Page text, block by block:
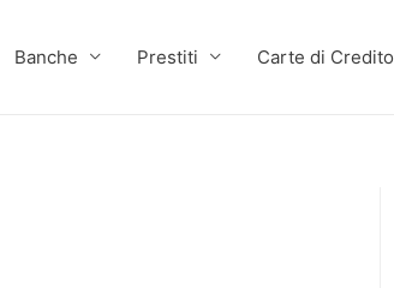
Banche Prestiti Carte di Credito